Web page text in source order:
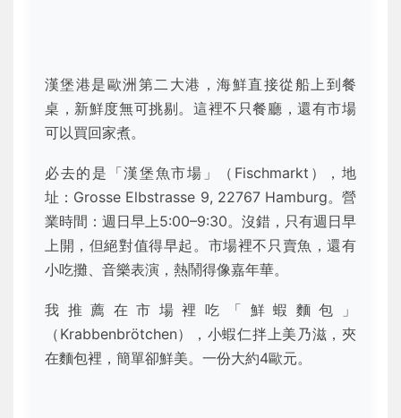
漢堡港是歐洲第二大港，海鮮直接從船上到餐
桌，新鮮度無可挑剔。這裡不只餐廳，還有市場
可以買回家煮。
必去的是「漢堡魚市場」（Fischmarkt），地
址：Grosse Elbstrasse 9, 22767 Hamburg。營
業時間：週日早上5:00–9:30。沒錯，只有週日早
上開，但絕對值得早起。市場裡不只賣魚，還有
小吃攤、音樂表演，熱鬧得像嘉年華。
我推薦在市場裡吃「鮮蝦麵包」
（Krabbenbrötchen），小蝦仁拌上美乃滋，夾
在麵包裡，簡單卻鮮美。一份大約4歐元。